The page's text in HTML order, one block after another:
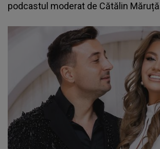
podcastul moderat de Cătălin